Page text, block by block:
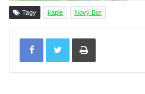
Křížová cesta Římov – XVI. kaple
Herodesa
Křížová cesta Římov – XV. kaple
Křížová cesta Římov – XIV.
Tagy kaple Nový Bor
Tisknout